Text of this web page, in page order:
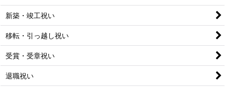
新築・竣工祝い
移転・引っ越し祝い
受賞・受章祝い
退職祝い